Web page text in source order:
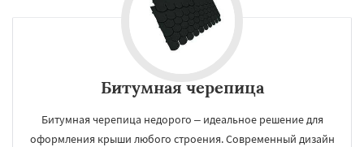
Битумная черепица
Битумная черепица недорого – идеальное решение для
оформления крыши любого строения. Современный дизайн